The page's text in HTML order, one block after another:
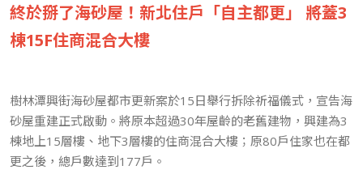
終於掰了海砂屋！新北住戶「自主都更」 將蓋3
棟15F住商混合大樓
樹林潭興街海砂屋都市更新案於15日舉行拆除祈福儀式，宣告海
砂屋重建正式啟動。將原本超過30年屋齡的老舊建物，興建為3
棟地上15層樓、地下3層樓的住商混合大樓；原80戶住家也在都
更之後，總戶數達到177戶。